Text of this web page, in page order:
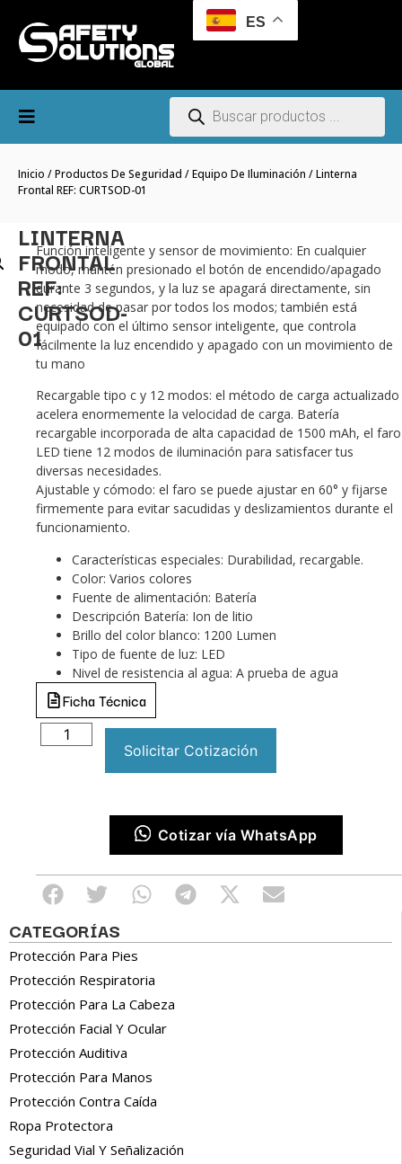
ES
Inicio /Productos De Seguridad /Equipo De Iluminación / Linterna
Frontal REF: CURTSOD-01
CATEGORÍAS
Protección Para Pies
Protección Respiratoria
Protección Para La Cabeza
Protección Facial Y Ocular
Protección Auditiva
Protección Para Manos
Protección Contra Caída
Ropa Protectora
Seguridad Vial Y Señalización
LINTERNA
FRONTAL
REF:
CURTSOD-
01
Función inteligente y sensor de movimiento: En cualquier
modo, mantén presionado el botón de encendido/apagado
durante 3 segundos, y la luz se apagará directamente, sin
necesidad de pasar por todos los modos; también está
equipado con el último sensor inteligente, que controla
fácilmente la luz encendido y apagado con un movimiento de
tu mano
Recargable tipo c y 12 modos: el método de carga actualizado
acelera enormemente la velocidad de carga. Batería
recargable incorporada de alta capacidad de 1500 mAh, el faro
LED tiene 12 modos de iluminación para satisfacer tus
diversas necesidades.
Ajustable y cómodo: el faro se puede ajustar en 60° y fijarse
firmemente para evitar sacudidas y deslizamientos durante el
funcionamiento.
Características especiales: Durabilidad, recargable.
Color: Varios colores
Fuente de alimentación: Batería
Descripción Batería: Ion de litio
Brillo del color blanco: 1200 Lumen
Tipo de fuente de luz: LED
Nivel de resistencia al agua: A prueba de agua
Ficha Técnica
Solicitar Cotización
Cotizar vía WhatsApp